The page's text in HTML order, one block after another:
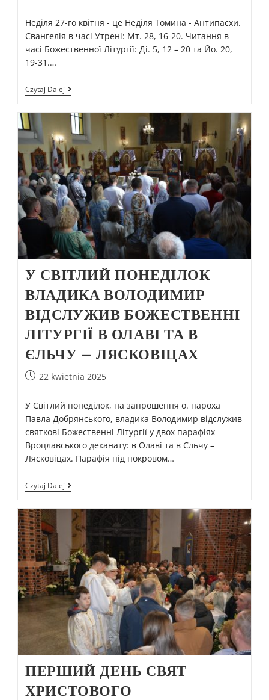
Неділя 27-го квітня - це Неділя Томина - Антипасхи.
Євангелія в часі Утрені: Мт. 28, 16-20. Читання в
часі Божественної Літургії: Ді. 5, 12 – 20 та Йо. 20,
19-31.…
Czytaj Dalej
У СВІТЛИЙ ПОНЕДІЛОК
ВЛАДИКА ВОЛОДИМИР
ВІДСЛУЖИВ БОЖЕСТВЕННІ
ЛІТУРГІЇ В ОЛАВІ ТА В
ЄЛЬЧУ – ЛЯСКОВІЦАХ
22 kwietnia 2025
У Світлий понеділок, на запрошення о. пароха
Павла Добрянського, владика Володимир відслужив
святкові Божественні Літургії у двох парафіях
Вроцлавського деканату: в Олаві та в Єльчу –
Лясковіцах. Парафія під покровом…
Czytaj Dalej
ПЕРШИЙ ДЕНЬ СВЯТ
ХРИСТОВОГО